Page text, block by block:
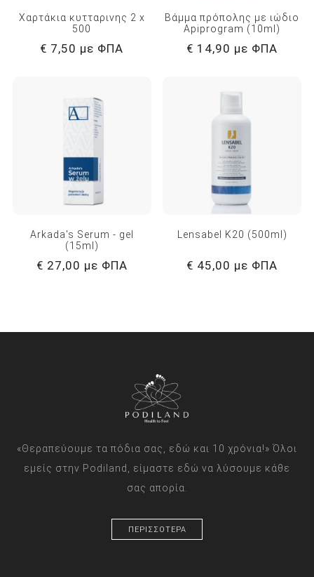
Χαρτάκια κυτταρινης 2 x
500
€ 7,50 με ΦΠΑ
Βάμμα πρόπολης με ιώδιο
Apiprogram (10ml)
€ 14,90 με ΦΠΑ
Arkada's Serum - gel
(15ml)
€ 27,00 με ΦΠΑ
Lensabel Κ20 (500ml)
€ 45,00 με ΦΠΑ
«Θεραπεύουμε τα πόδια σας, εδώ και 10 χρόνια!» Όλοι
εμείς στην Podiland, είμαστε εδώ να λύσουμε κάθε
σας απορία.
ΠΕΡΙΣΣΟΤΕΡΑ